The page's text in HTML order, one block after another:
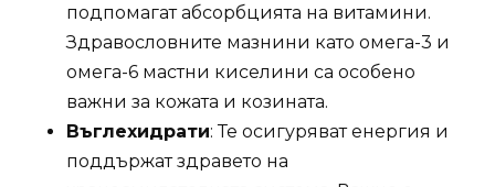
подпомагат абсорбцията на витамини.
Здравословните мазнини като омега-3 и
омега-6 мастни киселини са особено
важни за кожата и козината.
Въглехидрати: Те осигуряват енергия и
поддържат здравето на